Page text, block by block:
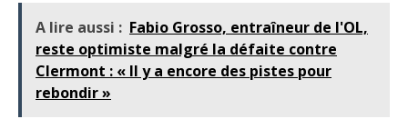
A lire aussi : Fabio Grosso, entraîneur de l'OL,
reste optimiste malgré la défaite contre
Clermont : « Il y a encore des pistes pour
rebondir »